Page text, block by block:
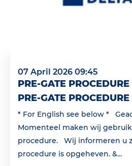
07 April 2026 09:45
PRE-GATE
PRE-GATE
* For English see below *
Momenteel maken wij
procedure. Wij informeren u
procedure is opgeheven. &...